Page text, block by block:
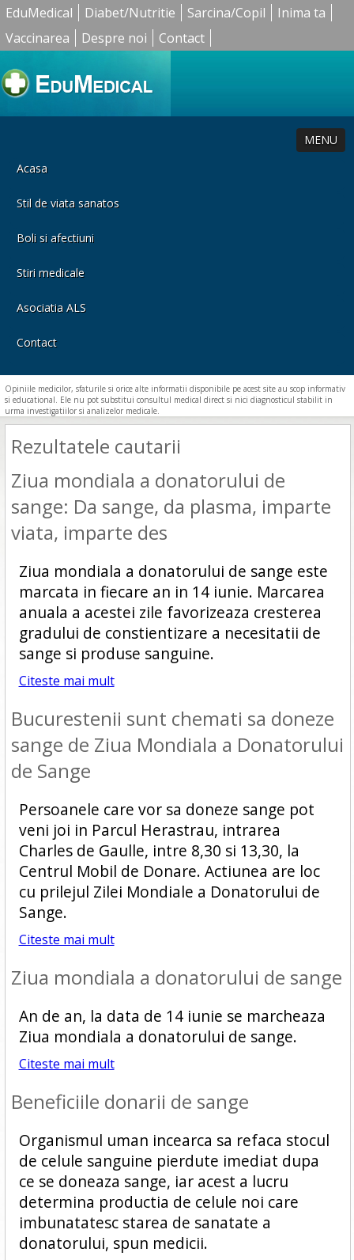
EduMedical Diabet/Nutritie Sarcina/Copil
Inima ta
Vaccinarea
Despre noi Contact
MENU
Acasa
Stil de viata sanatos
Boli si afectiuni
Stiri medicale
Asociatia ALS
Contact
Opiniile medicilor, sfaturile si orice alte informatii disponibile pe acest site au scop informativ
si educational. Ele nu pot substitui consultul medical direct si nici diagnosticul stabilit in
urma investigatiilor si analizelor medicale.
Rezultatele cautarii
Ziua mondiala a donatorului de
sange: Da sange, da plasma, imparte
viata, imparte des
Ziua mondiala a donatorului de sange este
marcata in fiecare an in 14 iunie. Marcarea
anuala a acestei zile favorizeaza cresterea
gradului de constientizare a necesitatii de
sange si produse sanguine.
Citeste mai mult
Bucurestenii sunt chemati sa doneze
sange de Ziua Mondiala a Donatorului
de Sange
Persoanele care vor sa doneze sange pot
veni joi in Parcul Herastrau, intrarea
Charles de Gaulle, intre 8,30 si 13,30, la
Centrul Mobil de Donare. Actiunea are loc
cu prilejul Zilei Mondiale a Donatorului de
Sange.
Citeste mai mult
Ziua mondiala a donatorului de sange
An de an, la data de 14 iunie se marcheaza
Ziua mondiala a donatorului de sange.
Citeste mai mult
Beneficiile donarii de sange
Organismul uman incearca sa refaca stocul
de celule sanguine pierdute imediat dupa
ce se doneaza sange, iar acest a lucru
determina productia de celule noi care
imbunatatesc starea de sanatate a
donatorului, spun medicii.